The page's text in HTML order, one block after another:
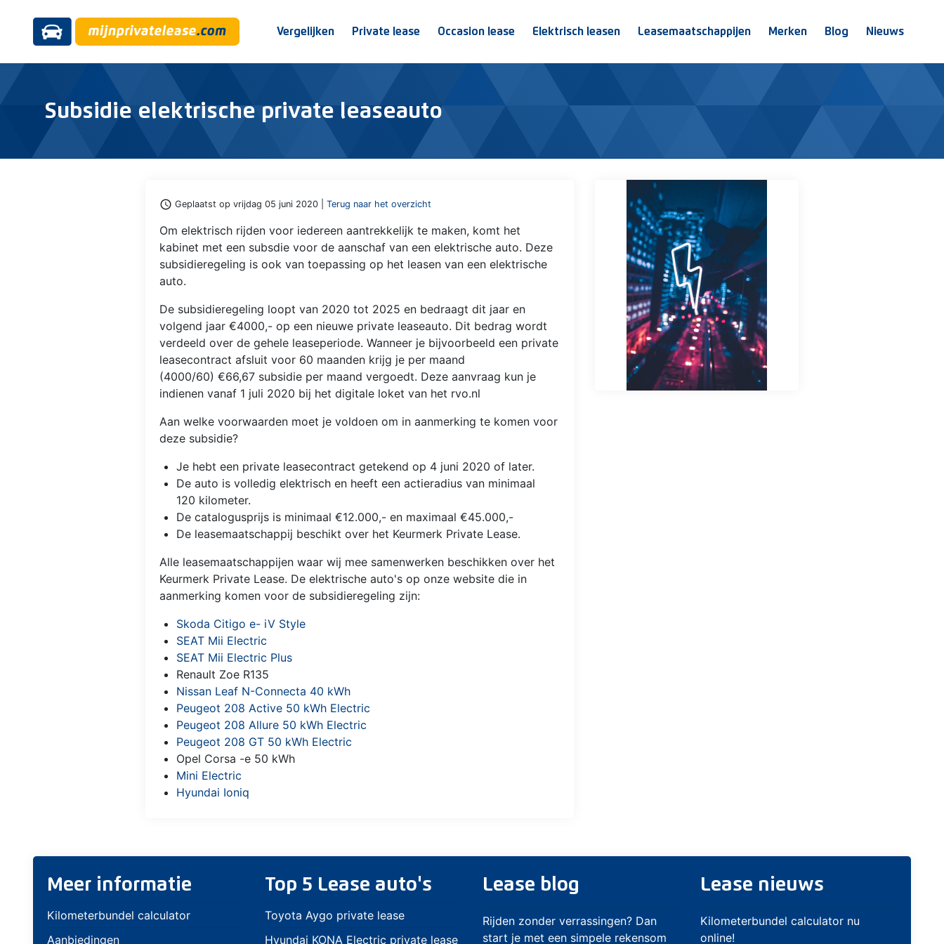
Vergelijken Private lease Occasion lease Elektrisch leasen Leasemaatschappijen Merken Blog Nieuws
Subsidie elektrische private leaseauto
access_time Geplaatst op vrijdag 05 juni 2020 |Terug naar het overzicht
Om elektrisch rijden voor iedereen aantrekkelijk te maken, komt het
kabinet met een subsdie voor de aanschaf van een elektrische auto. Deze
subsidieregeling is ook van toepassing op het leasen van een elektrische
auto.
De subsidieregeling loopt van 2020 tot 2025 en bedraagt dit jaar en
volgend jaar €4000,- op een nieuwe private leaseauto. Dit bedrag wordt
verdeeld over de gehele leaseperiode. Wanneer je bijvoorbeeld een private
leasecontract afsluit voor 60 maanden krijg je per maand
(4000/60) €66,67 subsidie per maand vergoedt. Deze aanvraag kun je
indienen vanaf 1 juli 2020 bij het digitale loket van het rvo.nl
Aan welke voorwaarden moet je voldoen om in aanmerking te komen voor
deze subsidie?
Je hebt een private leasecontract getekend op 4 juni 2020 of later.
De auto is volledig elektrisch en heeft een actieradius van minimaal
120 kilometer.
De catalogusprijs is minimaal €12.000,- en maximaal €45.000,-
De leasemaatschappij beschikt over het Keurmerk Private Lease.
Alle leasemaatschappijen waar wij mee samenwerken beschikken over het
Keurmerk Private Lease. De elektrische auto's op onze website die in
aanmerking komen voor de subsidieregeling zijn:
Skoda Citigo e- iV Style
SEAT Mii Electric
SEAT Mii Electric Plus
Renault Zoe R135
Nissan Leaf N-Connecta 40 kWh
Peugeot 208 Active 50 kWh Electric
Peugeot 208 Allure 50 kWh Electric
Peugeot 208 GT 50 kWh Electric
Opel Corsa -e 50 kWh
Mini Electric
Hyundai Ioniq
Meer informatie
Kilometerbundel calculator
Aanbiedingen
Top 5 Lease auto's
Toyota Aygo private lease
Hyundai KONA Electric private lease
Lease blog
Rijden zonder verrassingen? Dan
start je met een simpele rekensom
Lease nieuws
Kilometerbundel calculator nu
online!